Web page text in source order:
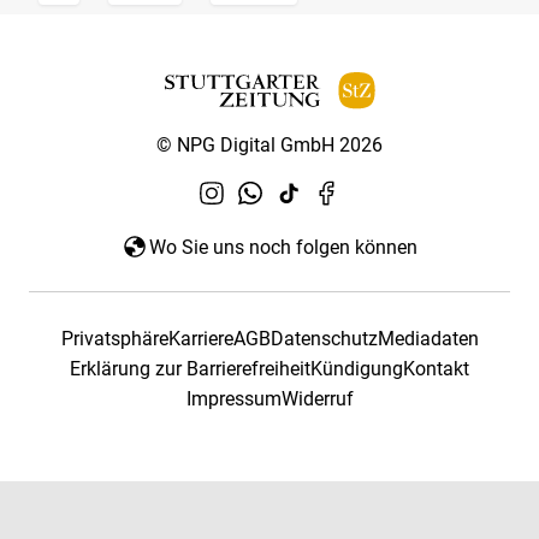
© NPG Digital GmbH 2026
Wo Sie uns noch folgen können
PrivatsphäreKarriereAGBDatenschutzMediadaten
Erklärung zur BarrierefreiheitKündigungKontakt
ImpressumWiderruf